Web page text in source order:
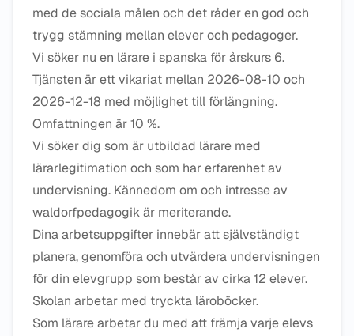
med de sociala målen och det råder en god och
trygg stämning mellan elever och pedagoger.
Vi söker nu en lärare i spanska för årskurs 6.
Tjänsten är ett vikariat mellan 2026-08-10 och
2026-12-18 med möjlighet till förlängning.
Omfattningen är 10 %.
Vi söker dig som är utbildad lärare med
lärarlegitimation och som har erfarenhet av
undervisning. Kännedom om och intresse av
waldorfpedagogik är meriterande.
Dina arbetsuppgifter innebär att självständigt
planera, genomföra och utvärdera undervisningen
för din elevgrupp som består av cirka 12 elever.
Skolan arbetar med tryckta läroböcker.
Som lärare arbetar du med att främja varje elevs